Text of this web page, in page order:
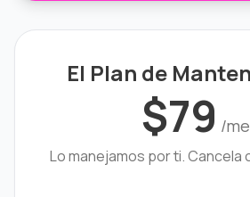
El Plan de
$79 /
Lo manejamos por ti. Cancela